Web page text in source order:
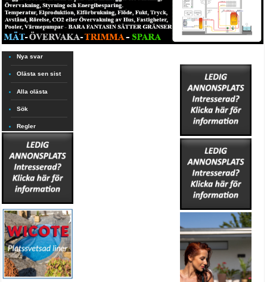
Nya svar
Olästa sen sist
Alla olästa
Sök
Regler